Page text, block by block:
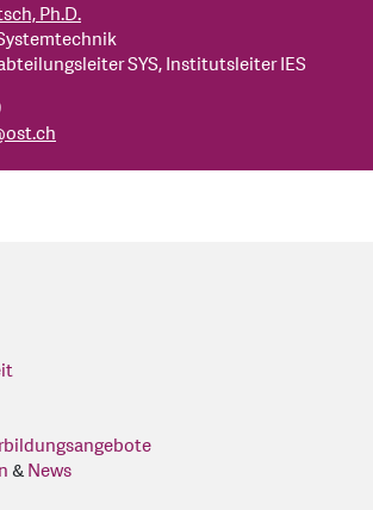
Ph.D.
SYS, Institutsleiter IES
ost.ch
&News